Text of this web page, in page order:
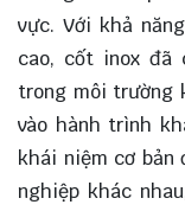
vực. Với khả
cao, cốt inox đã
trong môi trường
vào hành trình
khái niệm cơ bản
nghiệp khác